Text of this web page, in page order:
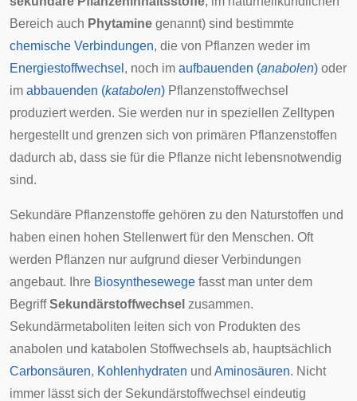
Bereich auch Phytamine genannt) sind bestimmte
chemische Verbindungen, die von Pflanzen weder im
Energiestoffwechsel , noch im aufbauenden (anabolen) oder
im abbauenden (katabolen) Pflanzenstoffwechsel
produziert werden. Sie werden nur in speziellen Zelltypen
hergestellt und grenzen sich von primären Pflanzenstoffen
dadurch ab, dass sie für die Pflanze nicht lebensnotwendig
sind.
Sekundäre Pflanzenstoffe gehören zu den Naturstoffen und
haben einen hohen Stellenwert für den Menschen. Oft
werden Pflanzen nur aufgrund dieser Verbindungen
angebaut. Ihre Biosynthesewege fasst man unter dem
BegriffSekundärstoffwechsel zusammen.
Sekundärmetaboliten leiten sich von Produkten des
anabolen und katabolen Stoffwechsels ab, hauptsächlich
Carbonsäuren, Kohlenhydraten und Aminosäuren. Nicht
immer lässt sich der Sekundärstoffwechsel eindeutig